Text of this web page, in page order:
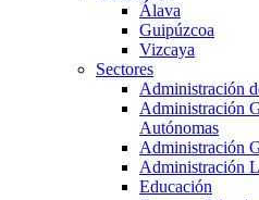
Álava
Guipúzcoa
Vizcaya
Sectores
Administración
Administración
Autónomas
Administración
Administración
Educación